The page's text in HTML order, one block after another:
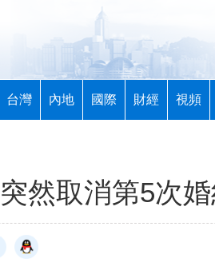
台灣 內地 國際 財經 視頻
然取消第5次